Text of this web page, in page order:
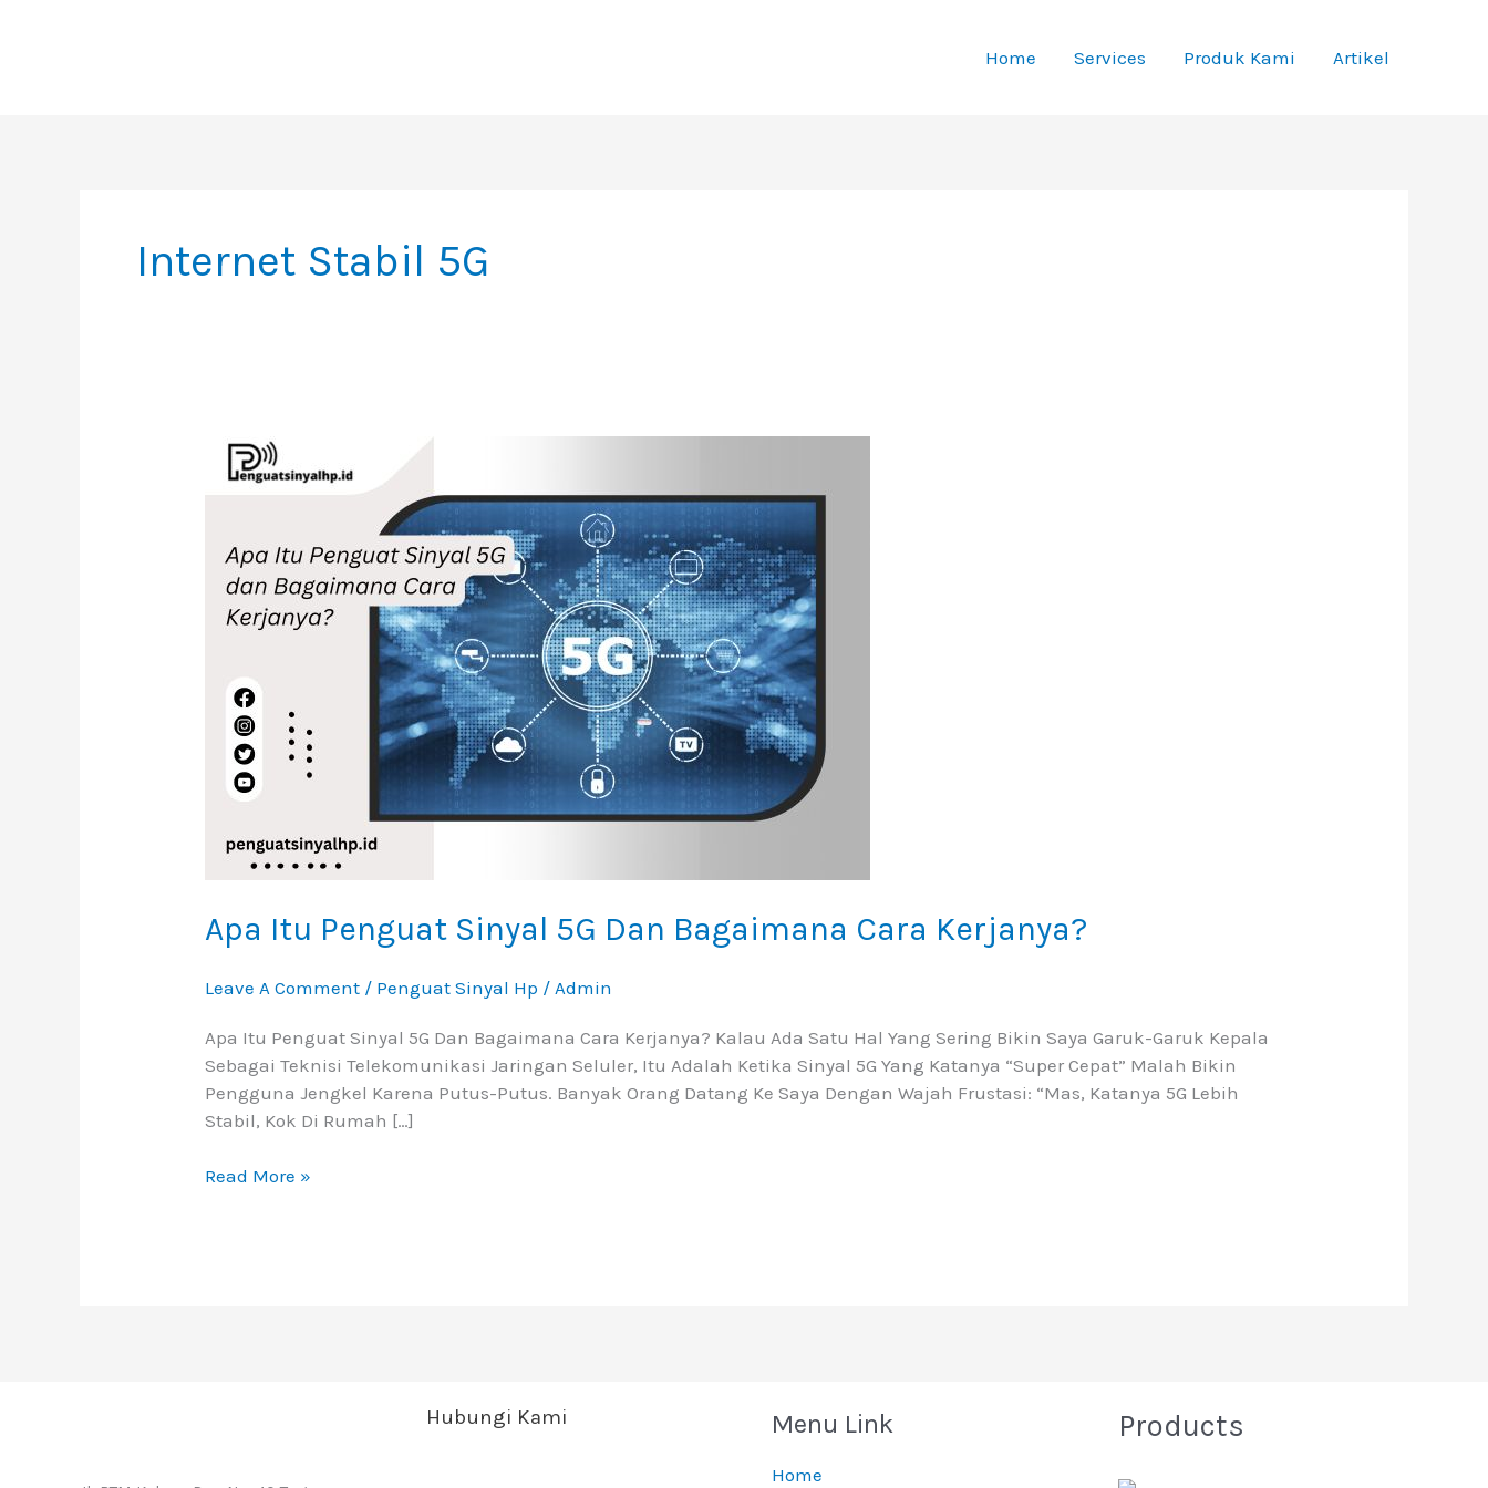
Home Services Produk Kami Artikel
Internet Stabil 5G
Apa Itu Penguat Sinyal 5G Dan Bagaimana Cara Kerjanya?
Leave A Comment / Penguat Sinyal Hp /Admin
Apa Itu Penguat Sinyal 5G Dan Bagaimana Cara Kerjanya? Kalau Ada Satu Hal Yang Sering Bikin Saya Garuk-Garuk Kepala
Sebagai Teknisi Telekomunikasi Jaringan Seluler, Itu Adalah Ketika Sinyal 5G Yang Katanya “super Cepat” Malah Bikin
Pengguna Jengkel Karena Putus-Putus. Banyak Orang Datang Ke Saya Dengan Wajah Frustasi: “Mas, Katanya 5G Lebih
Stabil, Kok Di Rumah […]
Apa
Itu
5G
Dan
Bagaimana
Read More »
Hubungi Kami Menu Link
Home
Products